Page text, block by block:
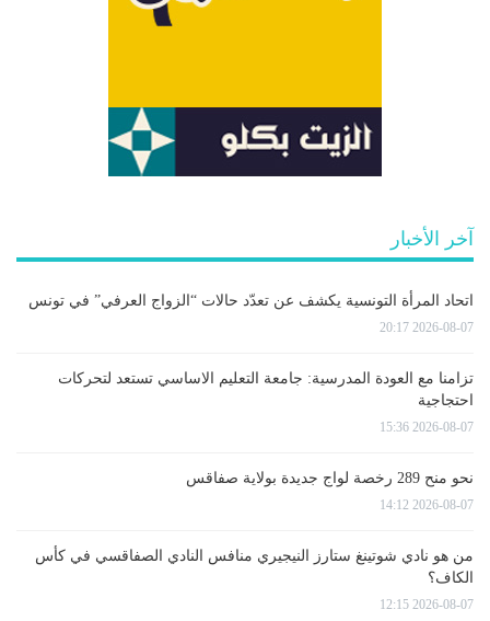
آخر الأخبار
اتحاد المرأة التونسية يكشف عن تعدّد حالات “الزواج العرفي” في تونس
2026-08-07 20:17
تزامنا مع العودة المدرسية: جامعة التعليم الاساسي تستعد لتحركات
احتجاجية
2026-08-07 15:36
نحو منح 289 رخصة لواج جديدة بولاية صفاقس
2026-08-07 14:12
من هو نادي شوتينغ ستارز النيجيري منافس النادي الصفاقسي في كأس
الكاف؟
2026-08-07 12:15